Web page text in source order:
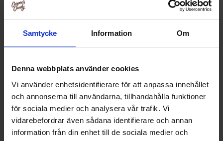
Samtycke Information Om
Denna webbplats använder cookies
Vi använder enhetsidentifierare för att anpassa innehållet
och annonserna till användarna, tillhandahålla funktioner
för sociala medier och analysera vår trafik. Vi
vidarebefordrar även sådana identifierare och annan
information från din enhet till de sociala medier och